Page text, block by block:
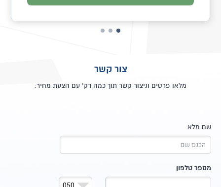
צור קשר
מלאו פרטים וניצור קשר תוך כמה דק' עם הצעת מחיר:
שם מלא
מספר טלפון